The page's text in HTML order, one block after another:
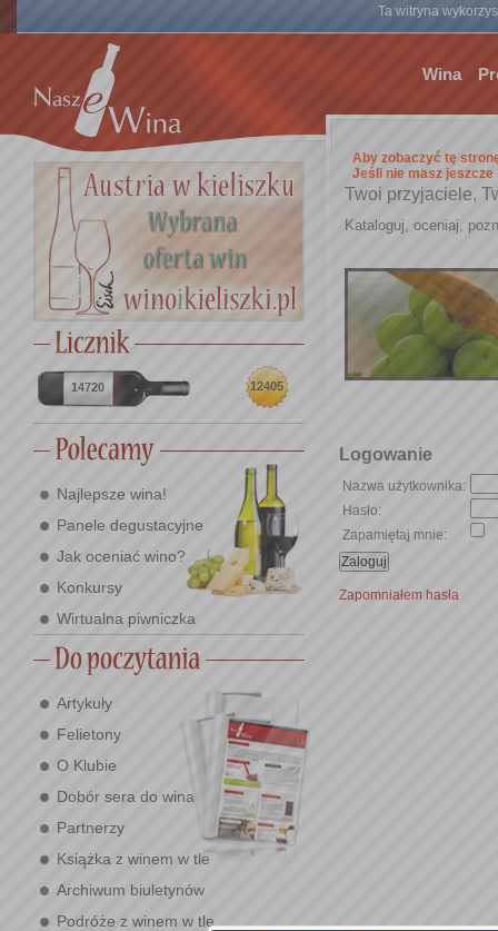
Ta witryna
Wina
14720 12405
Najlepsze wina!
Panele degustacyjne
Jak oceniać wino?
Konkursy
Wirtualna piwniczka
Artykuły
Felietony
O Klubie
Dobór sera do wina
Partnerzy
Książka z winem w tle
Archiwum biuletynów
Podróże z winem w tle
Aby zobaczyć tę
Jeśli nie masz jeszcze
Twoi przyjaciele,
Kataloguj, oceniaj,
Logowanie
Nazwa użytkownika:
Hasło:
Zapamiętaj mnie:
Zapomniałem hasła